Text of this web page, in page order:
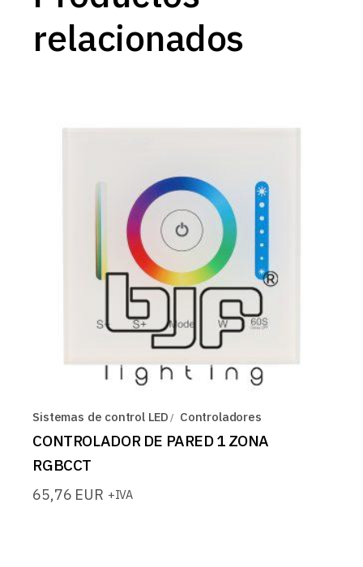
relacionados
Sistemas de control LED Controladores
CONTROLADOR DE PARED 1 ZONA
RGBCCT
65,76 EUR +IVA